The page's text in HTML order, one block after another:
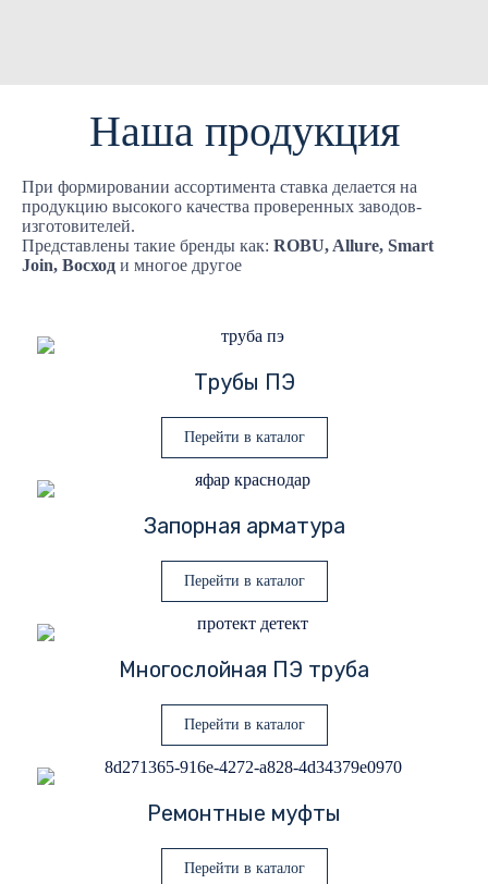
Наша продукция
При формировании ассортимента ставка делается на
продукцию высокого качества проверенных заводов-
изготовителей.
Представлены такие бренды как: ROBU, Allure, Smart
Join, Восход и многое другое
Трубы ПЭ
Перейти в каталог
Запорная арматура
Перейти в каталог
Многослойная ПЭ труба
Перейти в каталог
Ремонтные муфты
Перейти в каталог